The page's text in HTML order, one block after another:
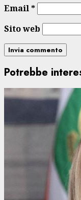
Email*
Sito web
Potrebbe